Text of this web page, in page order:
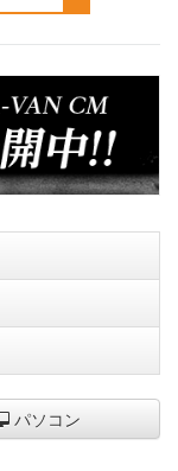
パソコン